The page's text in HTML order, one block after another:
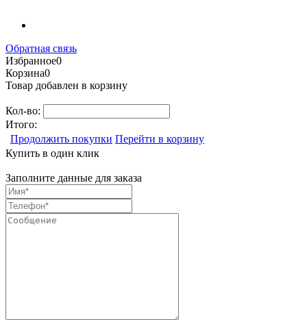
Обратная связь
Избранное0
Корзина0
Товар добавлен в корзину
Кол-во:
Итого:
Продолжить покупки Перейти в корзину
Купить в один клик
Заполните данные для заказа